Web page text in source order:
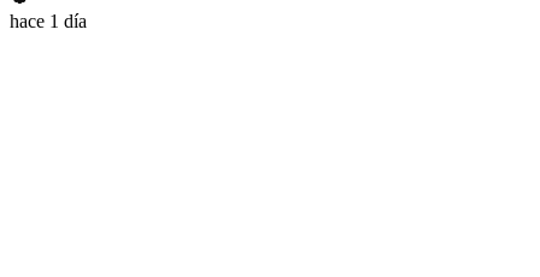
hace 1 día